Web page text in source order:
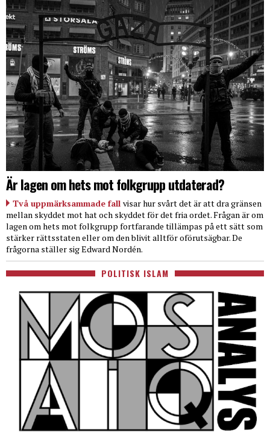
Är lagen om hets mot folkgrupp utdaterad?
Två uppmärksammade fall visar hur svårt det är att dra gränsen
mellan skyddet mot hat och skyddet för det fria ordet. Frågan är om
lagen om hets mot folkgrupp fortfarande tillämpas på ett sätt som
stärker rättsstaten eller om den blivit alltför oförutsägbar. De
frågorna ställer sig Edward Nordén.
POLITISK ISLAM